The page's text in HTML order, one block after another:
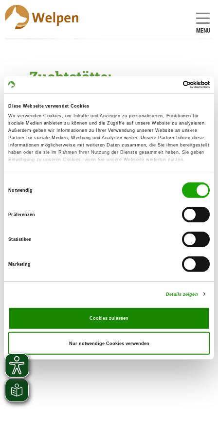
Diese Webseite verwendet Cookies
Wir verwenden Cookies, um Inhalte und Anzeigen zu personalisieren, Funktionen für
soziale Medien anbieten zu können und die Zugriffe auf unsere Website zu analysieren.
Außerdem geben wir Informationen zu Ihrer Verwendung unserer Website an unsere
Partner für soziale Medien, Werbung und Analysen weiter. Unsere Partner führen diese
Informationen möglicherweise mit weiteren Daten zusammen, die Sie ihnen bereitgestellt
haben oder die sie im Rahmen Ihrer Nutzung der Dienste gesammelt haben. Sie geben
Einwilligung zu unseren Cookies, wenn Sie unsere Webseite weiterhin nutzen.
Notwendig
Präferenzen
Statistiken
Marketing
Details zeigen
Cookies zulassen
Nur notwendige Cookies verwenden
MENU
Zuchtstätte:
von Arenaris
Gründungsdatum: 23.11.2001
Críador
Frank Schmieder
Auf dem Boxberg 146